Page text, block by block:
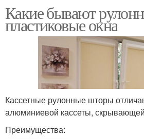
Какие бывают
пластиковые окна
Кассетные рулонные шторы
алюминиевой кассеты,
Преимущества: